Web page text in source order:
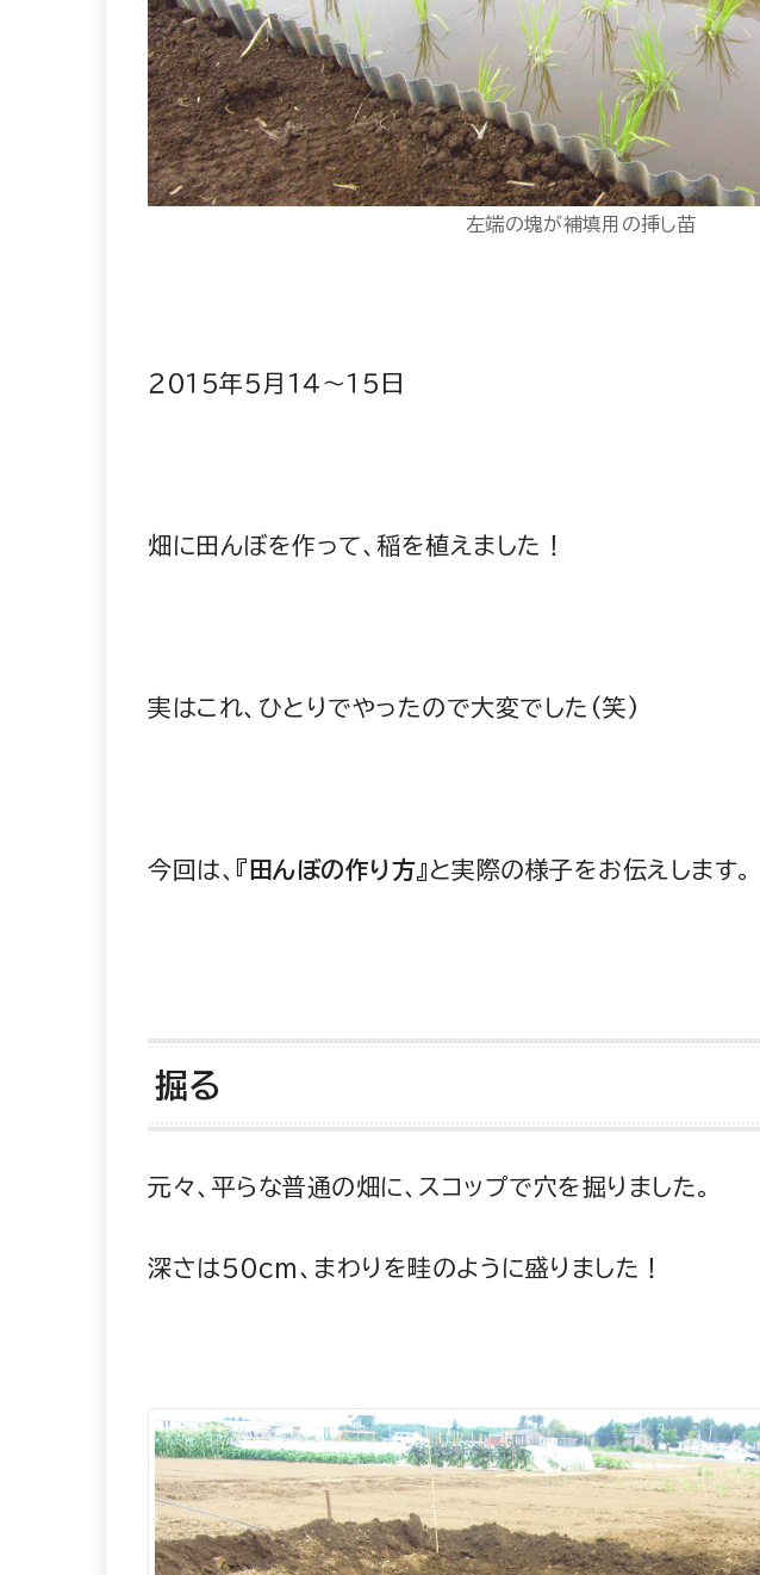
左端の塊が補填用の挿し苗
２０１５年５月１４〜１５日
畑に田んぼを作って、稲を植えました！
実はこれ、ひとりでやったので大変でした(笑)
今回は、『 田んぼの作り方 』と実際の様子をお伝えします。
掘る
元々、平らな普通の畑に、スコップで穴を掘りました。
深さは５０cm、まわりを畦のように盛りました！